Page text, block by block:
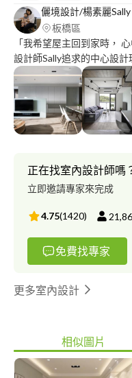
儷境設計/楊素麗Sally
板橋區
「我希望屋主回到家時，
設計師Sally追求的中心設計理念。 以敏銳的觀察力、
溝通，精確嗅出客戶需求，
內設計近20年經驗 預售屋/新成屋/老屋翻新/透天設計/豪宅規劃/出
租宅規劃 夫妻合作 設計師Sally負責設計規劃與客戶溝通 工程師
Scott負責工程管理與品質要求 默契十足 讓工程不漏接 案
80%客戶來源口碑推薦 高信任度 高滿意度 沒有模糊地帶 希望有機
正在找室內設計師嗎
立即邀請專家來完成
4.75(1420)
免費找專家
更多室內設計
相似圖片